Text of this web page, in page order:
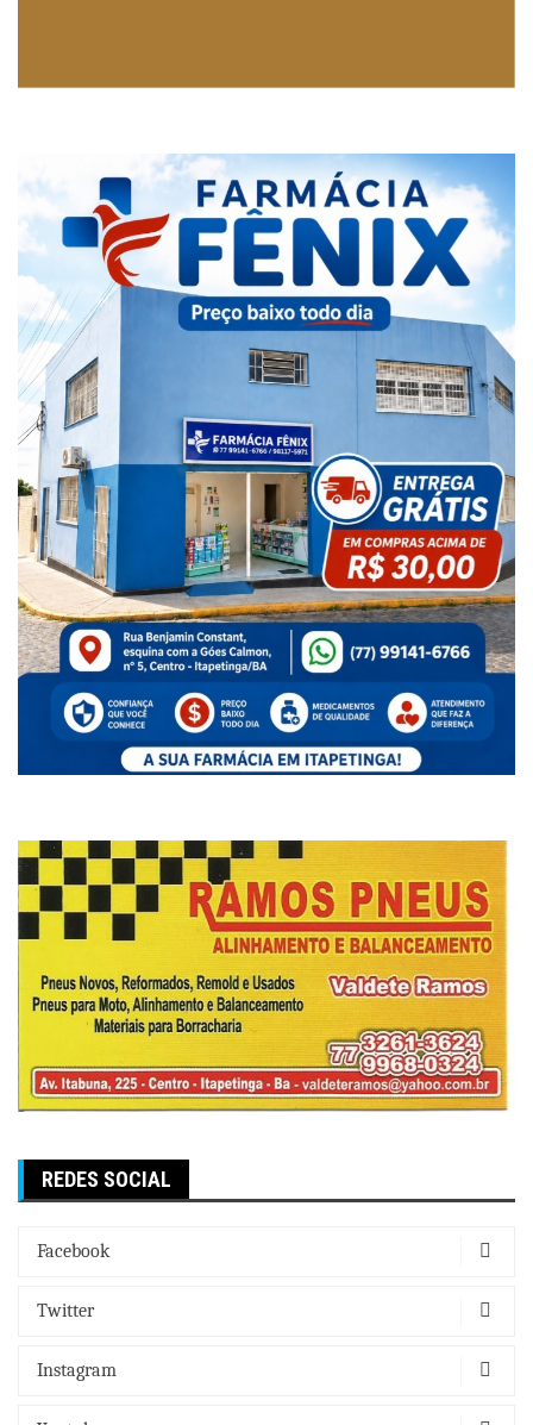
REDES SOCIAL
Facebook
Twitter
Instagram